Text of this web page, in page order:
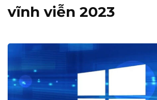
vĩnh viễn 2023